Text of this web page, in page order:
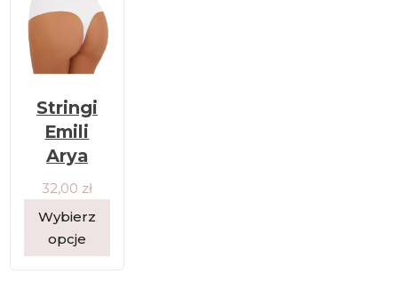
Stringi
Emili
Arya
32,00 zł
Wybierz
opcje